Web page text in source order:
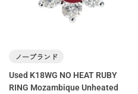
ノーブランド
Used K18WG NO HEAT RUBY
RING Mozambique Unheated